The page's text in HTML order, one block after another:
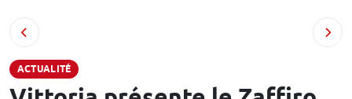
ACTUALITÉ